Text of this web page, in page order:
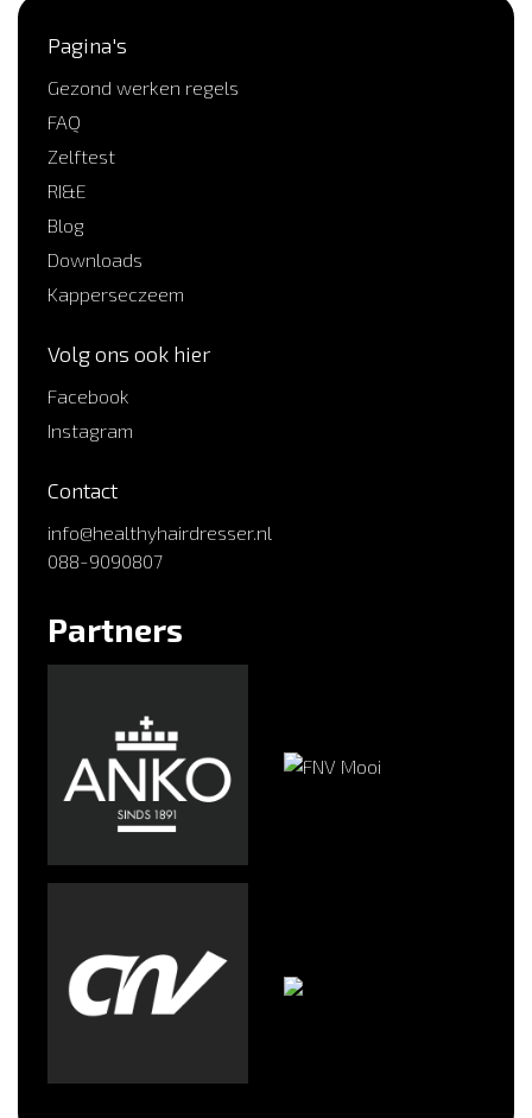
Pagina's
Gezond werken regels
FAQ
Zelftest
RI&E
Blog
Downloads
Kapperseczeem
Volg ons ook hier
Facebook
Instagram
Contact
info@healthyhairdresser.nl
088-9090807
Partners